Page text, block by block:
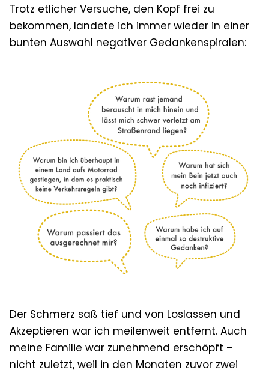
Trotz etlicher Versuche, den Kopf frei zu
bekommen, landete ich immer wieder in einer
bunten Auswahl negativer Gedankenspiralen:
Der Schmerz saß tief und von Loslassen und
Akzeptieren war ich meilenweit entfernt. Auch
meine Familie war zunehmend erschöpft –
nicht zuletzt, weil in den Monaten zuvor zwei